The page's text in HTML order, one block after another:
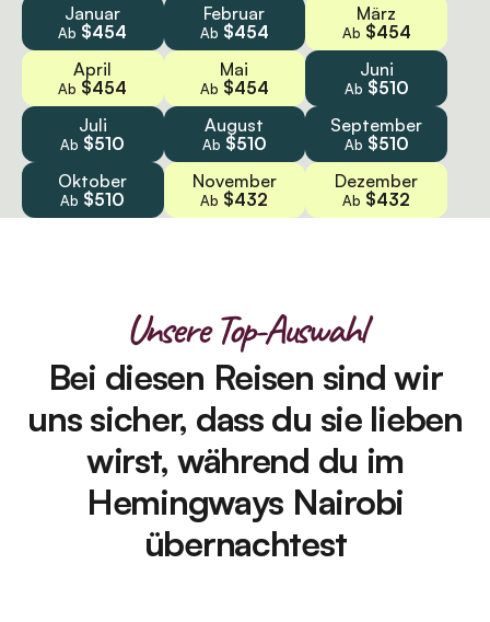
Januar
Ab $454
Februar
Ab $454
März
Ab $454
April
Ab $454
Mai
Ab $454
Juni
Ab $510
Juli
Ab $510
August
Ab $510
September
Ab $510
Oktober
Ab $510
November
Ab $432
Dezember
Ab $432
Unsere Top-Auswahl
Bei diesen Reisen sind wir
uns sicher, dass du sie lieben
wirst, während du im
Hemingways Nairobi
übernachtest